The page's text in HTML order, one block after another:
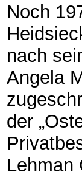
Noch
nach
Angela
der
Lehman